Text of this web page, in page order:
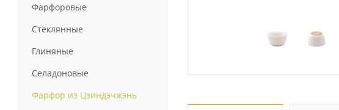
Фарфоровые
Стеклянные
Глиняные
Селадоновые
Фарфор из Цзиндэчжэнь